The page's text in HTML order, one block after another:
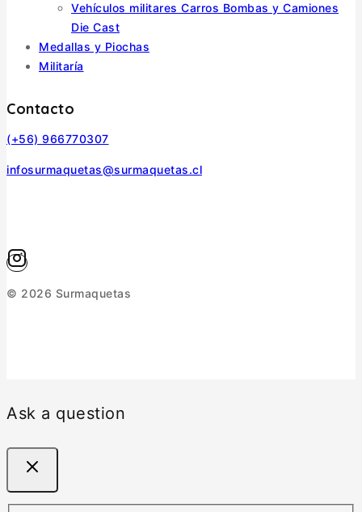
Vehículos militares Carros Bombas y Camiones
Die Cast
Medallas y Piochas
Militaría
Contacto
(+56) 966770307
infosurmaquetas@surmaquetas.cl
© 2026 Surmaquetas
Ask a question